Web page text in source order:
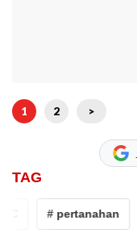
1 2 >
TAG
# pertanahan